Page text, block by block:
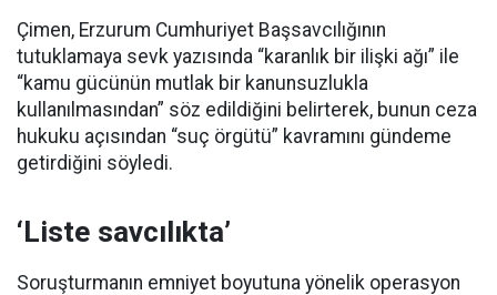
Çimen, Erzurum Cumhuriyet Başsavcılığının
tutuklamaya sevk yazısında “karanlık bir ilişki ağı” ile
“kamu gücünün mutlak bir kanunsuzlukla
kullanılmasından” söz edildiğini belirterek, bunun ceza
hukuku açısından “suç örgütü” kavramını gündeme
getirdiğini söyledi.
‘Liste savcılıkta’
Soruşturmanın emniyet boyutuna yönelik operasyon